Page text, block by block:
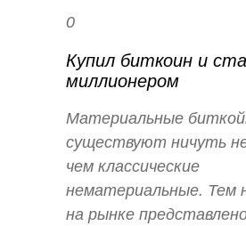
0
Купил биткоин и
миллионером
Материальные
существуют ничуть
чем классические
нематериальные. Тем
на рынке